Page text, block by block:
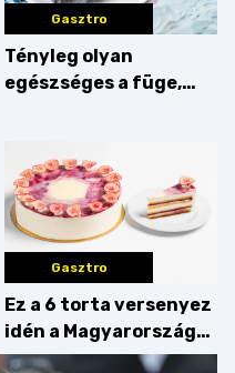
Gasztro
Tényleg olyan
egészséges a füge,
Gasztro
Ez a 6 torta versenyez
idén a Magyarország
tortája címért